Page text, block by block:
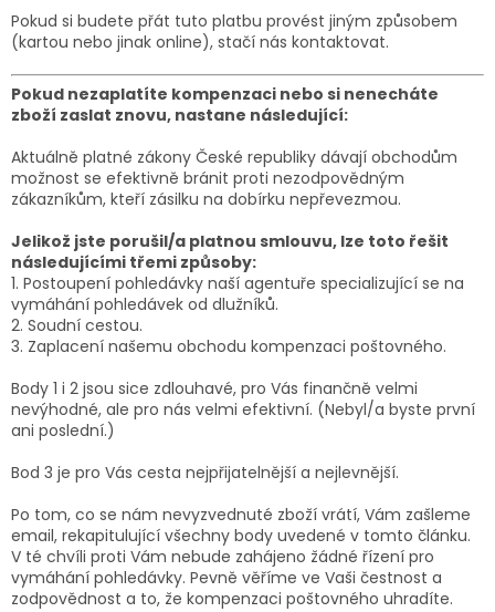
Pokud si budete přát tuto platbu provést jiným způsobem
(kartou nebo jinak online), stačí nás kontaktovat.
Pokud nezaplatíte kompenzaci nebo si nenecháte
zboží zaslat znovu, nastane následující:
Aktuálně platné zákony České republiky dávají obchodům
možnost se efektivně bránit proti nezodpovědným
zákazníkům, kteří zásilku na dobírku nepřevezmou.
Jelikož jste porušil/a platnou smlouvu, lze toto řešit
následujícími třemi způsoby:
1. Postoupení pohledávky naší agentuře specializující se na
vymáhání pohledávek od dlužníků.
2. Soudní cestou.
3. Zaplacení našemu obchodu kompenzaci poštovného.
Body 1 i 2 jsou sice zdlouhavé, pro Vás finančně velmi
nevýhodné, ale pro nás velmi efektivní. (Nebyl/a byste první
ani poslední.)
Bod 3 je pro Vás cesta nejpřijatelnější a nejlevnější.
Po tom, co se nám nevyzvednuté zboží vrátí, Vám zašleme
email, rekapitulující všechny body uvedené v tomto článku.
V té chvíli proti Vám nebude zahájeno žádné řízení pro
vymáhání pohledávky. Pevně věříme ve Vaši čestnost a
zodpovědnost a to, že kompenzaci poštovného uhradíte.